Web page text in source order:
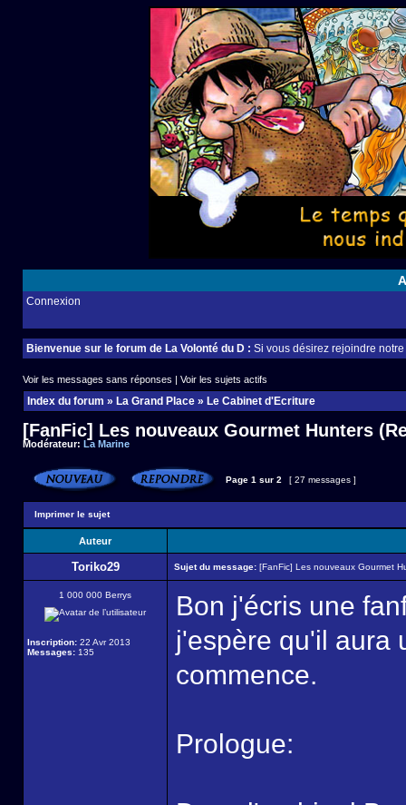
Connexion
Bienvenue sur le forum de La Volonté du D : Si vous désirez rejoindre
Voir les messages sans réponses | Voir les sujets actifs
Index du forum » La Grand Place » Le Cabinet d'Ecriture
[FanFic] Les nouveaux Gourmet Hunters
Modérateur: La Marine
Page 1 sur 2 [ 27 messages ]
Imprimer le sujet
Auteur
Toriko29 Sujet du message: [FanFic] Les nouveaux Gourmet
1 000 000 Berrys
Inscription: 22 Avr 2013
Messages: 135
Bon j'écris une
j'espère qu'il aura
commence.
Prologue: